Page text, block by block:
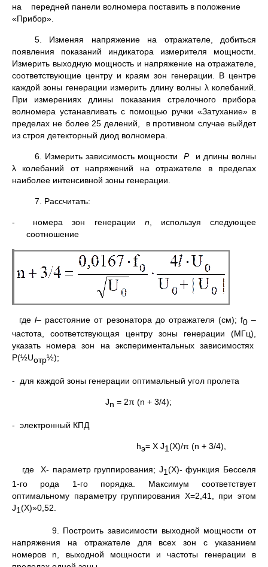
на передней панели волномера поставить в положение
«Прибор».
5. Изменяя напряжение на отражателе, добиться
появления показаний индикатора измерителя мощности.
Измерить выходную мощность и напряжение на отражателе,
соответствующие центру и краям зон генерации. В центре
каждой зоны генерации измерить длину волны λ колебаний.
При измерениях длины показания стрелочного прибора
волномера устанавливать с помощью ручки «Затухание» в
пределах не более 25 делений, в противном случае выйдет
из строя детекторный диод волномера.
6. Измерить зависимость мощностиPи длины волны
λ колебаний от напряжений на отражателе в пределах
наиболее интенсивной зоны генерации.
7. Рассчитать:
- номера зон генерации n, используя следующее
соотношение
гдеl– расстояние от резонатора до отражателя (см); f0–
частота, соответствующая центру зоны генерации (МГц),
указать номера зон на экспериментальных зависимостях
P(½Uотр½);
- для каждой зоны генерации оптимальный угол пролета
Jn = 2π (n + 3/4);
- электронный КПД
hэ= X J1(X)/π (n + 3/4),
где X- параметр группирования; J1(X)- функция Бесселя
1-го рода 1-го порядка. Максимум соответствует
оптимальному параметру группирования X=2,41, при этом
J1(X)»0,52.
9. Построить зависимости выходной мощности от
напряжения на отражателе для всех зон с указанием
номеров n, выходной мощности и частоты генерации в